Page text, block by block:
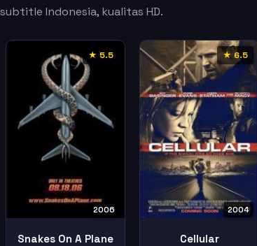
Indonesia, kualitas HD.
★ 5.5
2006
Snakes On A Plane
★ 6.5
2004
Cellular